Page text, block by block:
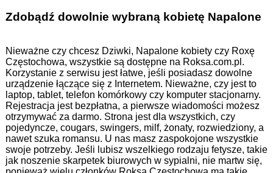
Zdobądź dowolnie wybraną kobietę Napalone
Nieważne czy chcesz Dziwki, Napalone kobiety czy Roxę
Częstochowa, wszystkie są dostępne na Roksa.com.pl.
Korzystanie z serwisu jest łatwe, jeśli posiadasz dowolne
urządzenie łączące się z Internetem. Nieważne, czy jest to
laptop, tablet, telefon komórkowy czy komputer stacjonarny.
Rejestracja jest bezpłatna, a pierwsze wiadomości możesz
otrzymywać za darmo. Strona jest dla wszystkich, czy
pojedyncze, cougars, swingers, milf, żonaty, rozwiedziony, a
nawet szuka romansu. U nas masz zaspokojone wszystkie
swoje potrzeby. Jeśli lubisz wszelkiego rodzaju fetysze, takie
jak noszenie skarpetek biurowych w sypialni, nie martw się,